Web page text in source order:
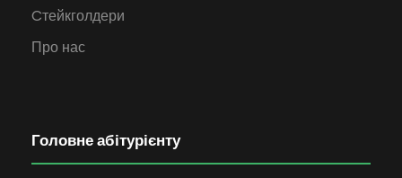
Cтейкголдери
Про нас
Головне абітурієнту